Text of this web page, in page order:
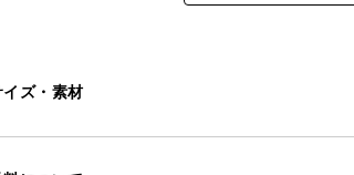
イズ・素材